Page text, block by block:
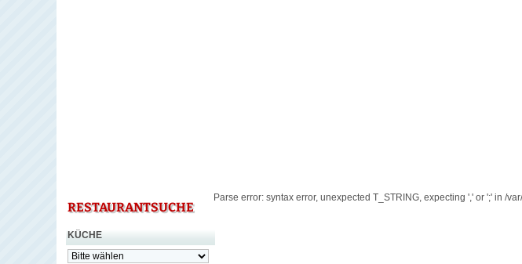
RESTAURANTSUCHE
KÜCHE
Parse error: syntax error, unexpected T_STRING, expecting ',' or ';' in /